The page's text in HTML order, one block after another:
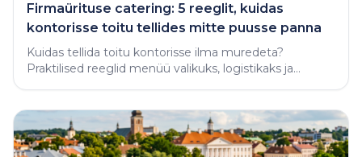
Firmaürituse catering: 5 reeglit, kuidas
kontorisse toitu tellides mitte puusse panna
Kuidas tellida toitu kontorisse ilma muredeta?
Praktilised reeglid menüü valikuks, logistikaks ja